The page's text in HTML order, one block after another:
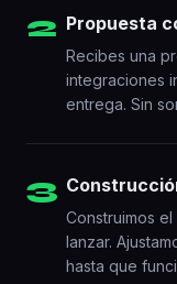
2 Propuesta
Recibes una
integraciones
entrega. Sin
3
Construimos
lanzar.
hasta que